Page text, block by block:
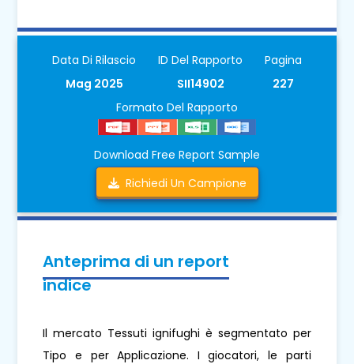
Data Di Rilascio
Mag 2025
ID Del Rapporto
SII14902
Pagina
227
Formato Del Rapporto
Download Free Report Sample
Richiedi Un Campione
Anteprima di un report
indice
Il mercato Tessuti ignifughi è segmentato per
Tipo e per Applicazione. I giocatori, le parti